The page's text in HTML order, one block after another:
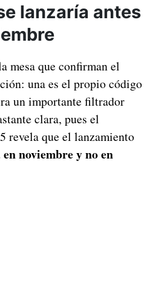
lanzaría antes
mesa que confirman el
una es el propio código
un importante filtrador
clara, pues el
revela que el lanzamiento
noviembre y no en